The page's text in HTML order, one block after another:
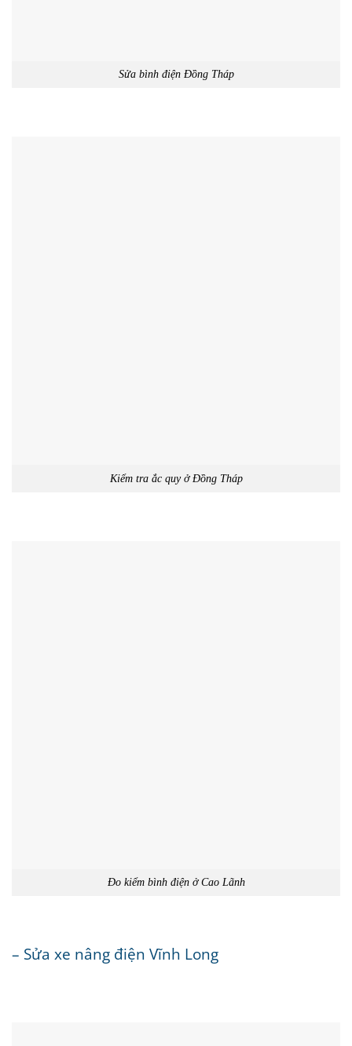
Sửa bình điện Đồng Tháp
Kiểm tra ắc quy ở Đồng Tháp
Đo kiểm bình điện ở Cao Lãnh
– Sửa xe nâng điện Vĩnh Long